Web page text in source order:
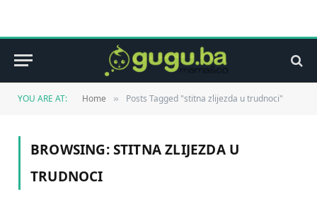
YOU ARE AT: Home » Posts Tagged "stitna zlijezda u trudnoci"
BROWSING:STITNA ZLIJEZDA U
TRUDNOCI